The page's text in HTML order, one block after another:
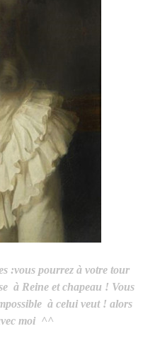
:vous pourrez à votre tour
à Reine et chapeau ! Vous
à celui veut ! alors
moi ^^